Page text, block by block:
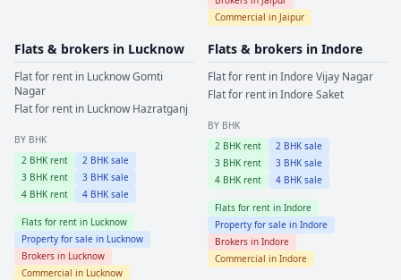
Commercial in Jaipur
Flats & brokers in Lucknow
Flat for rent in LucknowGomti
Nagar
Flat for rent in Lucknow Hazratganj
BY BHK
2 BHK rent 2 BHK sale
3 BHK rent 3 BHK sale
4 BHK rent 4 BHK sale
Flats for rent in Lucknow
Property for sale in Lucknow
Brokers in Lucknow
Commercial in Lucknow
Flats & brokers in Indore
Flat for rent inIndoreVijay Nagar
Flat for rent inIndoreSaket
BY BHK
2 BHK rent 2 BHK sale
3 BHK rent 3 BHK sale
4 BHK rent 4 BHK sale
Flats for rent in Indore
Property for sale in Indore
Brokers in Indore
Commercial in Indore